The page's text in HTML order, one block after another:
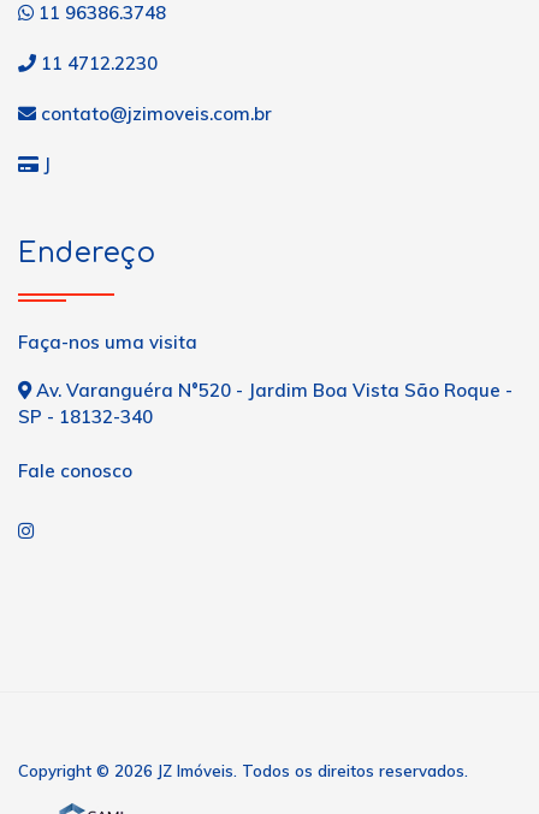
11 96386.3748
11 4712.2230
contato@jzimoveis.com.br
J
Endereço
Faça-nos uma visita
Av. Varanguéra N°520 - Jardim Boa Vista São Roque -
SP - 18132-340
Fale conosco
Copyright © 2026 JZ Imóveis. Todos os direitos reservados.